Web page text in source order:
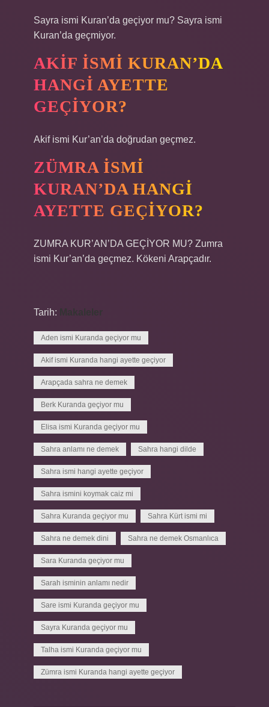
Sayra ismi Kuran’da geçiyor mu? Sayra ismi
Kuran’da geçmiyor.
AKIF ISMI KURAN’DA
HANGI AYETTE
GEÇIYOR?
Akif ismi Kur’an’da doğrudan geçmez.
ZÜMRA ISMI
KURAN’DA HANGI
AYETTE GEÇIYOR?
ZUMRA KUR’AN’DA GEÇİYOR MU? Zumra
ismi Kur’an’da geçmez. Kökeni Arapçadır.
Tarih: Makaleler
Aden ismi Kuranda geçiyor mu
Akif ismi Kuranda hangi ayette geçiyor
Arapçada sahra ne demek
Berk Kuranda geçiyor mu
Elisa ismi Kuranda geçiyor mu
Sahra anlamı ne demek Sahra hangi dilde
Sahra ismi hangi ayette geçiyor
Sahra ismini koymak caiz mi
Sahra Kuranda geçiyor mu Sahra Kürt ismi mi
Sahra ne demek dini Sahra ne demek Osmanlıca
Sara Kuranda geçiyor mu
Sarah isminin anlamı nedir
Sare ismi Kuranda geçiyor mu
Sayra Kuranda geçiyor mu
Talha ismi Kuranda geçiyor mu
Zümra ismi Kuranda hangi ayette geçiyor